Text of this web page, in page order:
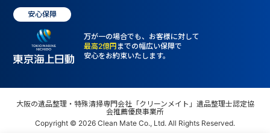
安心保障
万が一の場合でも、お客様に対して
最高2億円 までの幅広い保障で
安心をお約束いたします。
大阪の遺品整理・特殊清掃専門会社「クリーンメイト」遺品整理士認定協
会推薦優良事業所
Copyright © 2026 Clean Mate Co., Ltd. All Rights Reserved.